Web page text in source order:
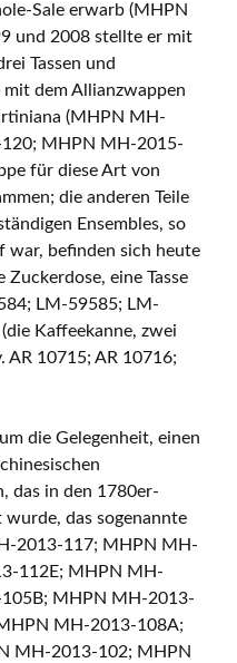
Sale erwarb (MHPN
und 2008 stellte er mit
Tassen und
dem Allianzwappen
(MHPN MH-
MHPN MH-2015-
für diese Art von
die anderen Teile
Ensembles, so
war, befinden sich heute
Zuckerdose, eine Tasse
LM-59585; LM-
Kaffeekanne, zwei
AR 10715; AR 10716;
die Gelegenheit, einen
das in den 1780er-
wurde, das sogenannte
2013-117; MHPN MH-
112E; MHPN MH-
MHPN MH-2013-
MH-2013-108A;
MH-2013-102; MHPN